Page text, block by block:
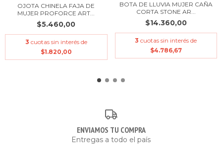
OJOTA CHINELA FAJA DE
MUJER PROFORCE ART...
$5.460,00
3 cuotas sin interés de
$1.820,00
BOTA DE LLUVIA MUJER CAÑA
CORTA STONE AR...
$14.360,00
3 cuotas sin interés de
$4.786,67
ENVIAMOS TU COMPRA
Entregas a todo el país